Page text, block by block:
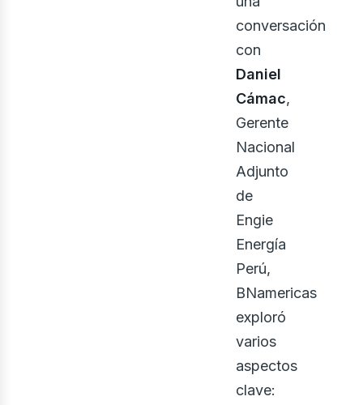
conversación
con
Daniel
Cámac,
Gerente
Nacional
Adjunto
de
Engie
Energía
Perú,
BNamericas
exploró
varios
aspectos
clave: